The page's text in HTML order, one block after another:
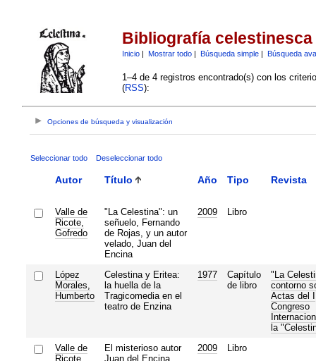
Bibliografía celestinesca
Inicio| Mostrar todo| Búsqueda simple| Búsqueda
1–4 de 4 registros encontrado(s) con los
(RSS):
Opciones de búsqueda y visualización
Seleccionar todo Deseleccionar todo
Autor Título Año Tipo Revista
Valle de
Ricote,
Gofredo
"La Celestina": un
señuelo, Fernando
de Rojas, y un autor
velado, Juan del
Encina
2009 Libro
López
Morales,
Humberto
Celestina y Eritea:
la huella de la
Tragicomedia en el
teatro de Enzina
1977
Capítulo
de libro
"La
contorno
Actas del I
Congreso
la
Valle de
Ricote,
El misterioso autor
Juan del Encina
2009 Libro